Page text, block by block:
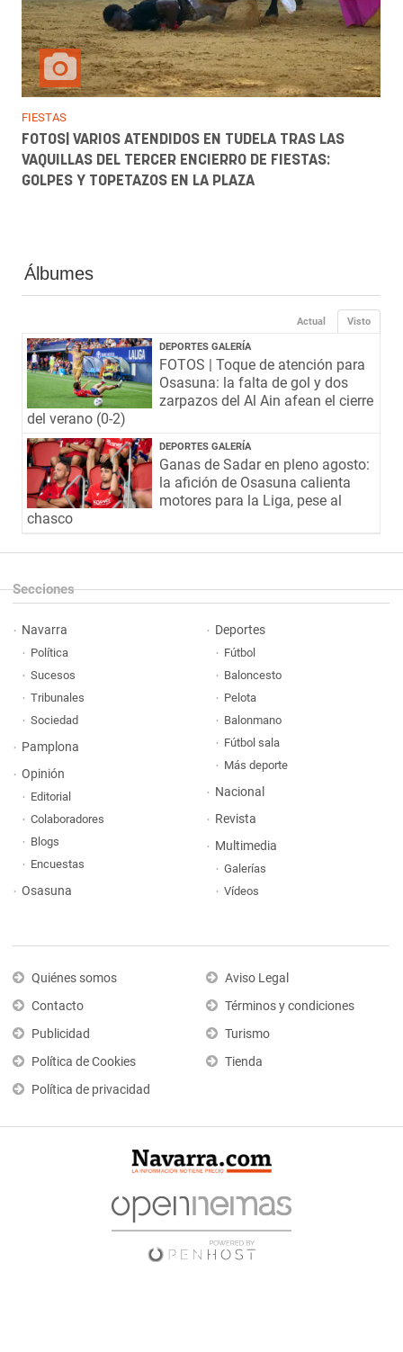
FIESTAS
FOTOS| VARIOS ATENDIDOS EN TUDELA TRAS LAS
VAQUILLAS DEL TERCER ENCIERRO DE FIESTAS:
GOLPES Y TOPETAZOS EN LA PLAZA
Álbumes
Visto
Actual
DEPORTES GALERÍA
FOTOS | Toque de atención para
Osasuna: la falta de gol y dos
zarpazos del Al Ain afean el cierre
del verano (0-2)
DEPORTES GALERÍA
Ganas de Sadar en pleno agosto:
la afición de Osasuna calienta
motores para la Liga, pese al
chasco
Secciones
Navarra
Política
Sucesos
Tribunales
Sociedad
Pamplona
Opinión
Editorial
Colaboradores
Blogs
Encuestas
Osasuna
Deportes
Fútbol
Baloncesto
Pelota
Balonmano
Fútbol sala
Más deporte
Nacional
Revista
Multimedia
Galerías
Vídeos
Quiénes somos
Contacto
Publicidad
Política de Cookies
Política de privacidad
Aviso Legal
Términos y condiciones
Turismo
Tienda